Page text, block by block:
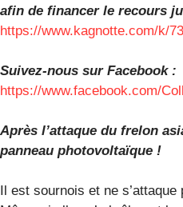
afin de financer le recours
https://www.kagnotte.com/k/
Suivez-nous sur Facebook :
https://www.facebook.com/
Après l’attaque du frelon
panneau photovoltaïque !
Il est sournois et ne